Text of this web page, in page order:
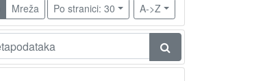
Mreža Po stranici: 30 A->Z